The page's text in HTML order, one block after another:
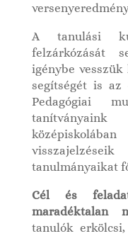
A tanulási
felzárkózását
igénybe
segítségét is az
Pedagógiai
tanulmányaikat
Cél és
maradéktalan
tanulók